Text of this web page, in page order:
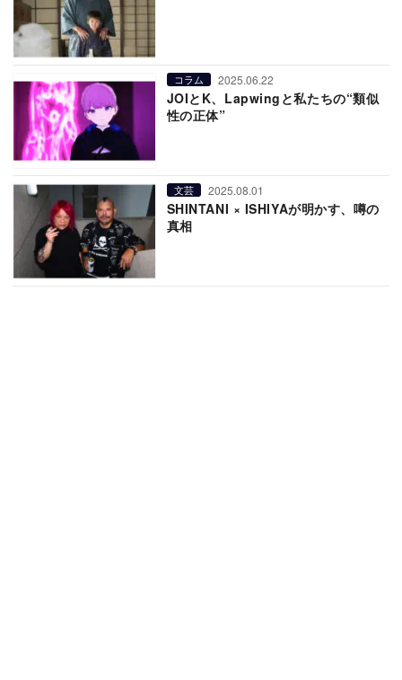
コラム 2025.06.22
JOIとK、Lapwingと私たちの“類似
性の正体”
文芸 2025.08.01
SHINTANI × ISHIYAが明かす、噂の
真相